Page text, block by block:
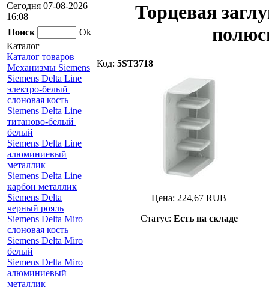
Сегодня 07-08-2026
16:08
Поиск
Ok
Каталог
Каталог товаров
Механизмы Siemens
Siemens Delta Line
электро-белый |
слоновая кость
Siemens Delta Line
титаново-белый |
белый
Siemens Delta Line
алюминиевый
металлик
Siemens Delta Line
карбон металлик
Siemens Delta
черный рояль
Siemens Delta Miro
слоновая кость
Siemens Delta Miro
белый
Siemens Delta Miro
алюминиевый
металлик
Торцевая
Код: 5ST3718
Цена: 224,67 RUB
Статус: Есть на складе